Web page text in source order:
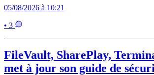
05/08/2026 à 10:21
• 3
FileVault, SharePlay,
met à jour son guide de